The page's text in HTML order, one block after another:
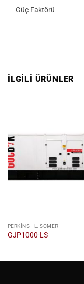
Güç Faktörü
İLGILI ÜRÜNLER
PERKINS - L. SOMER
GJP1000-LS